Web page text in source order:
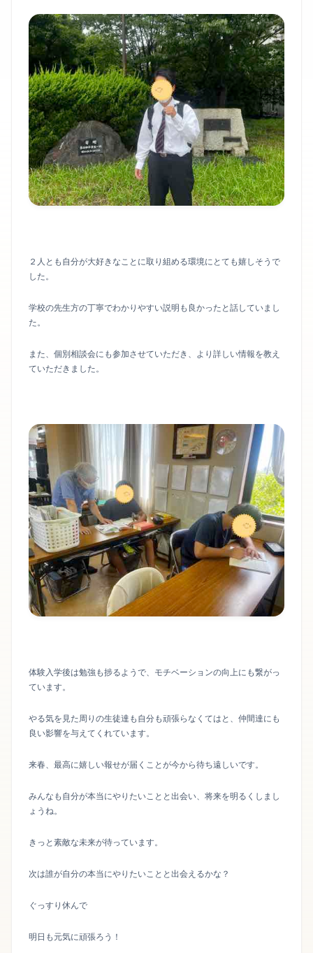
２人とも自分が大好きなことに取り組める環境にとても嬉しそうで
した。
学校の先生方の丁寧でわかりやすい説明も良かったと話していまし
た。
また、個別相談会にも参加させていただき、より詳しい情報を教え
ていただきました。
体験入学後は勉強も捗るようで、モチベーションの向上にも繋がっ
ています。
やる気を見た周りの生徒達も自分も頑張らなくてはと、仲間達にも
良い影響を与えてくれています。
来春、最高に嬉しい報せが届くことが今から待ち遠しいです。
みんなも自分が本当にやりたいことと出会い、将来を明るくしまし
ょうね。
きっと素敵な未来が待っています。
次は誰が自分の本当にやりたいことと出会えるかな？
ぐっすり休んで
明日も元気に頑張ろう！